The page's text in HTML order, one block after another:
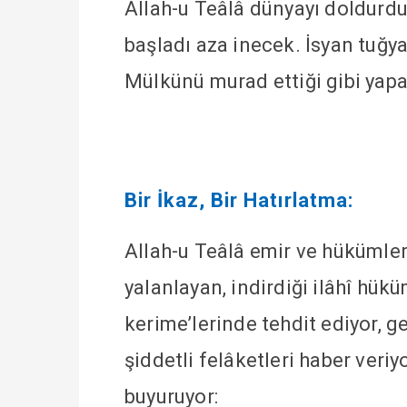
Allah-u Teâlâ dünyayı
başladı aza inecek. İsyan
Mülkünü murad ettiği gibi
Bir İkaz, Bir Hatırlatma:
Allah-u Teâlâ emir ve
yalanlayan, indirdiği ilâhî
kerime’lerinde tehdit ediyor,
şiddetli felâketleri haber
buyuruyor: